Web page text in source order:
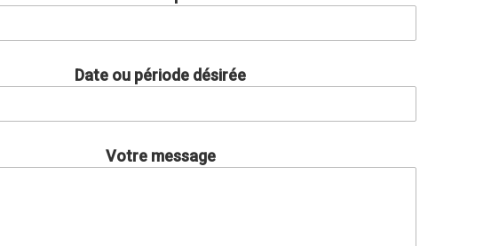
Date ou période désirée
Votre message